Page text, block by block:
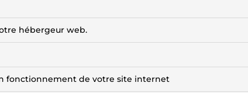
hébergeur web.
fonctionnement de votre site internet